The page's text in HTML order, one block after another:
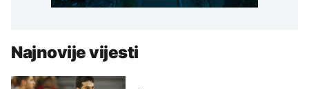
Najnovije vijesti